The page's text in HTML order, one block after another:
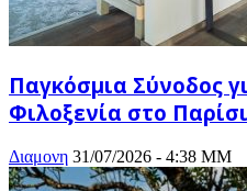
Παγκόσμια Σύνοδος
Φιλοξενία στο Παρίσι
Διαμονη 31/07/2026 - 4:38 ΜΜ